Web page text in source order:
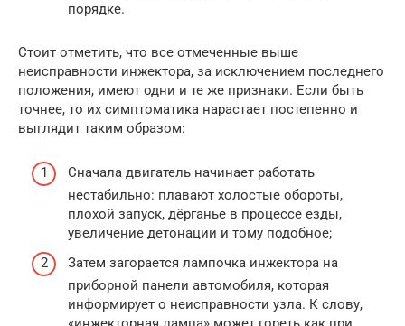
порядке.
Стоит отметить, что все отмеченные выше
неисправности инжектора, за исключением последнего
положения, имеют одни и те же признаки. Если быть
точнее, то их симптоматика нарастает постепенно и
выглядит таким образом:
Сначала двигатель начинает работать
нестабильно: плавают холостые обороты,
плохой запуск, дёрганье в процессе езды,
увеличение детонации и тому подобное;
Затем загорается лампочка инжектора на
приборной панели автомобиля, которая
информирует о неисправности узла. К слову,